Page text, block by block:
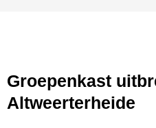
Groepenkast
Altweerterheide